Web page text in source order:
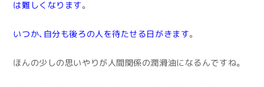
は難しくなります 。
いつか、自分も後ろの人を待たせる日がきます。
ほんの少しの思いやりが人間関係の潤滑油になるんですね。